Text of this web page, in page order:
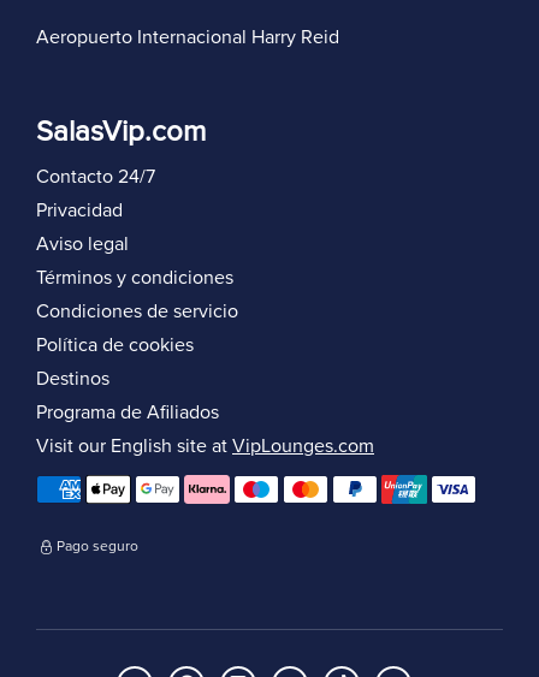
Aeropuerto Internacional Harry Reid
SalasVip.com
Contacto 24/7
Privacidad
Aviso legal
Términos y condiciones
Condiciones de servicio
Política de cookies
Destinos
Programa de Afiliados
Visit our English site at VipLounges.com
Pago seguro